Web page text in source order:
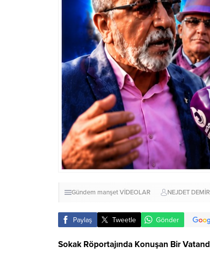
Gündem manşetVİDEOLAR NEJDET
Paylaş Tweetle Gönder
Sokak Röportajında Konuşan Bir